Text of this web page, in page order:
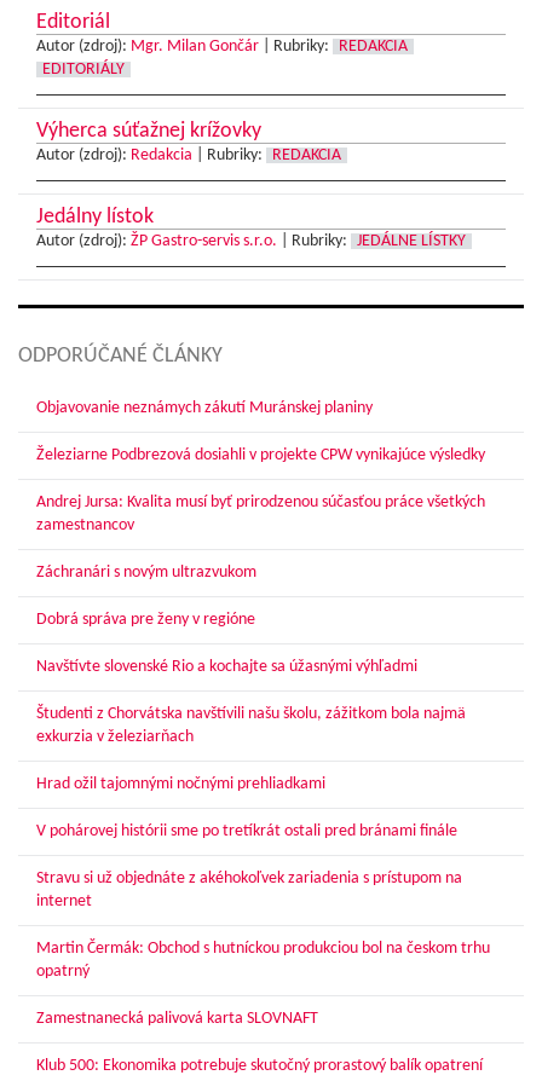
Editoriál
Autor (zdroj): Mgr. Milan Gončár Rubriky:
REDAKCIA
EDITORIÁLY
Výherca súťažnej krížovky
Autor (zdroj): Redakcia Rubriky: REDAKCIA
Jedálny lístok
Autor (zdroj): ŽP Gastro-servis s.r.o. Rubriky: JEDÁLNE LÍSTKY
ODPORÚČANÉ ČLÁNKY
Objavovanie neznámych zákutí Muránskej planiny
Železiarne Podbrezová dosiahli v projekte CPW vynikajúce výsledky
Andrej Jursa: Kvalita musí byť prirodzenou súčasťou práce všetkých
zamestnancov
Záchranári s novým ultrazvukom
Dobrá správa pre ženy v regióne
Navštívte slovenské Rio a kochajte sa úžasnými výhľadmi
Študenti z Chorvátska navštívili našu školu, zážitkom bola najmä
exkurzia v železiarňach
Hrad ožil tajomnými nočnými prehliadkami
V pohárovej histórii sme po tretíkrát ostali pred bránami finále
Stravu si už objednáte z akéhokoľvek zariadenia s prístupom na
internet
Martin Čermák: Obchod s hutníckou produkciou bol na českom trhu
opatrný
Zamestnanecká palivová karta SLOVNAFT
Klub 500: Ekonomika potrebuje skutočný prorastový balík opatrení